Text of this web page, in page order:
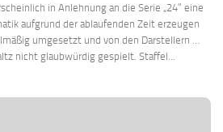
in Anlehnung an die Serie „24“ eine
aufgrund der ablaufenden Zeit erzeugen
umgesetzt und von den Darstellern …
nicht glaubwürdig gespielt. Staffel...